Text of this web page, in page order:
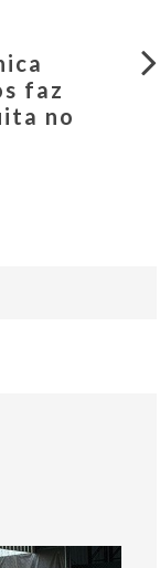
faz
no